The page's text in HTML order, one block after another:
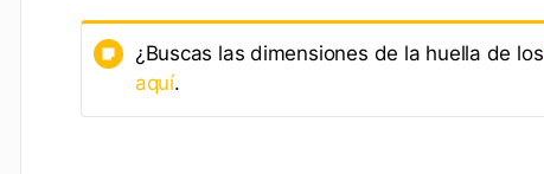
¿Buscas las dimensiones de la huella de los
aquí.